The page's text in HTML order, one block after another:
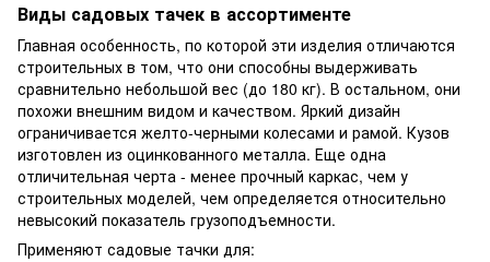
Виды садовых тачек в ассортименте
Главная особенность, по которой эти изделия отличаются
строительных в том, что они способны выдерживать
сравнительно небольшой вес (до 180 кг). В остальном, они
похожи внешним видом и качеством. Яркий дизайн
ограничивается желто-черными колесами и рамой. Кузов
изготовлен из оцинкованного металла. Еще одна
отличительная черта - менее прочный каркас, чем у
строительных моделей, чем определяется относительно
невысокий показатель грузоподъемности.
Применяют садовые тачки для: